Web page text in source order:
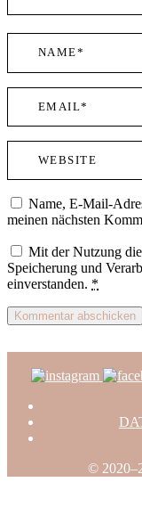
Name, E-Mail-
meinen nächsten
Mit der Nutzung
Speicherung und
einverstanden. *
©